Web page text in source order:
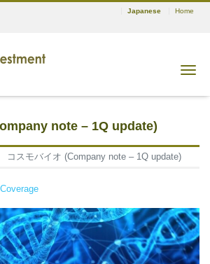
Japanese Home
note – 1Q update)
コスモバイオ (Company note – 1Q update)
Coverage